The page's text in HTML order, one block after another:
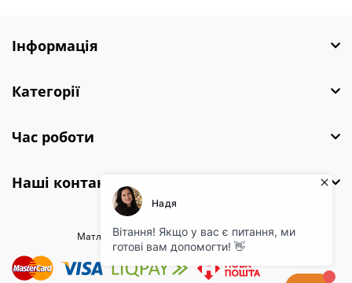
Інформація
Категорії
Час роботи
Наші контакти
Матла Фловерс © 2026 |Полiтика безпеки